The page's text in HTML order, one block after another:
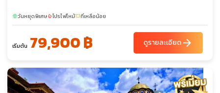
sunnyวันหยุดพิเศษlocal_fire_departmentโปรไฟไหม้confirmation_numberที่เหลือน้อย
เริ่มต้น 79,900 ฿ ดูรายละเอียดarrow_forward